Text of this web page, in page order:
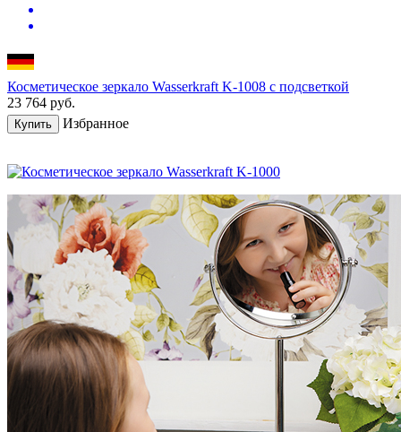
Косметическое зеркало Wasserkraft K-1008 с подсветкой
23 764 руб.
Купить Избранное